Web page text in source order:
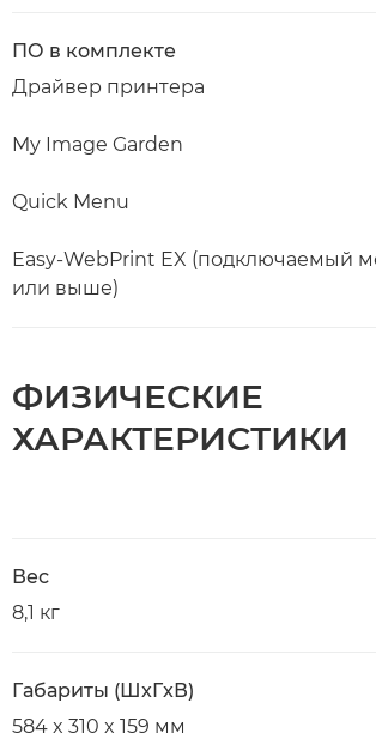
ПО в комплекте
Драйвер принтера
My Image Garden
Quick Menu
Easy-WebPrint EX (подключаемый
или выше)
ФИЗИЧЕСКИЕ
ХАРАКТЕРИСТИКИ
Вес
8,1 кг
Габариты (ШxГxВ)
584 x 310 x 159 мм